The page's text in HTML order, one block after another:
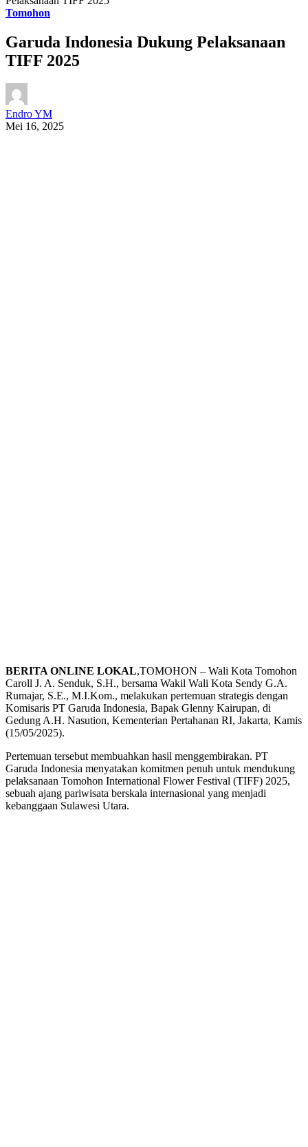
Tomohon
Garuda Indonesia Dukung Pelaksanaan
TIFF 2025
Endro YM
Mei 16, 2025
BERITA ONLINE LOKAL,TOMOHON – Wali Kota Tomohon
Caroll J. A. Senduk, S.H., bersama Wakil Wali Kota Sendy G.A.
Rumajar, S.E., M.I.Kom., melakukan pertemuan strategis dengan
Komisaris PT Garuda Indonesia, Bapak Glenny Kairupan, di
Gedung A.H. Nasution, Kementerian Pertahanan RI, Jakarta, Kamis
(15/05/2025).
Pertemuan tersebut membuahkan hasil menggembirakan. PT
Garuda Indonesia menyatakan komitmen penuh untuk mendukung
pelaksanaan Tomohon International Flower Festival (TIFF) 2025,
sebuah ajang pariwisata berskala internasional yang menjadi
kebanggaan Sulawesi Utara.